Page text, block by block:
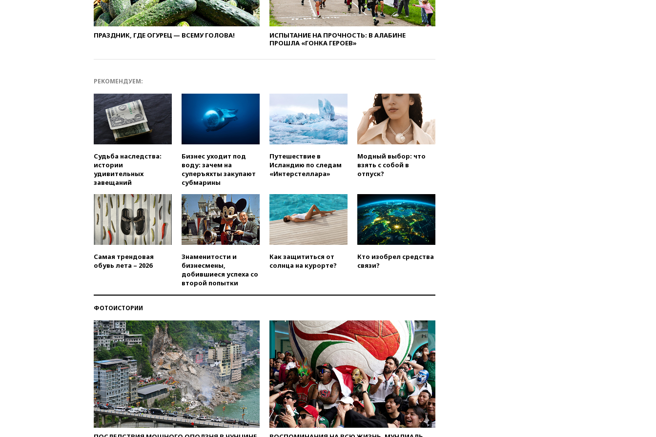
договорились о присутствии
российских военных баз в
республике
вчера, 16:16Bloomberg: США
потратят 400 млн долларов на
году
вчера, 15:46«Росатом»
возвращает специалистов в
Иран на АЭС «Бушер»
вчера, 15:15В Москве
арестованы два руководителя
производителя БПЛА
вчера, 14:50Лионель Месси
похороны своего отца
вчера, 14:14Китай объявил
высший уровень опасности из-
за приближения тайфуна
вчера, 13:47 Welt am Sonntag:
российского СПГ
Московской области
вчера, 12:48На фоне угрозы
БПЛА приостановил работу
аэропорт Калуги
вчера, 12:37ВС РФ заняли
еще два села в ДНР
вчера, 12:12Хуситы атаковали
НПЗ в Саудовской Аравии
вчера, 11:53В Уфе украинский
БПЛА попал в стройку вместо
ПРАЗДНИК, ГДЕ ОГУРЕЦ — ВСЕМУ ГОЛОВА!
ИСПЫТАНИЕ НА ПРОЧНОСТЬ: В АЛАБИНЕ
ПРОШЛА «ГОНКА ГЕРОЕВ»
РЕКОМЕНДУЕМ:
Судьба наследства:
истории
удивительных
завещаний
Бизнес уходит под
воду: зачем на
суперъяхты закупают
субмарины
Путешествие в
Исландию по следам
«Интерстеллара»
Модный выбор: что
взять с собой в
отпуск?
Самая трендовая
обувь лета – 2026
Знаменитости и
бизнесмены,
добившиеся успеха со
второй попытки
Как защититься от
солнца на курорте?
Кто изобрел средства
связи?
ФОТОИСТОРИИ